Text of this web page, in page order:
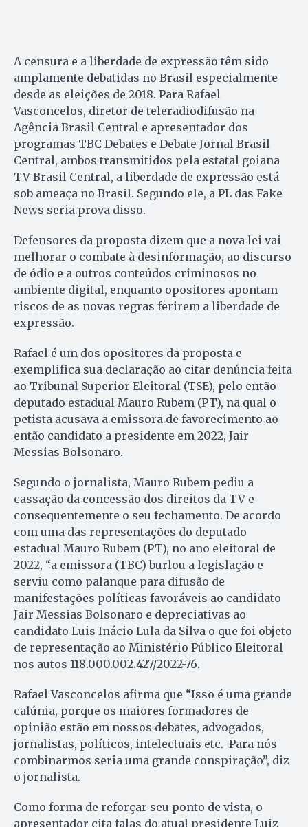
A censura e a liberdade de expressão têm sido
amplamente debatidas no Brasil especialmente
desde as eleições de 2018. Para Rafael
Vasconcelos, diretor de teleradiodifusão na
Agência Brasil Central e apresentador dos
programas TBC Debates e Debate Jornal Brasil
Central, ambos transmitidos pela estatal goiana
TV Brasil Central, a liberdade de expressão está
sob ameaça no Brasil. Segundo ele, a PL das Fake
News seria prova disso.
Defensores da proposta dizem que a nova lei vai
melhorar o combate à desinformação, ao discurso
de ódio e a outros conteúdos criminosos no
ambiente digital, enquanto opositores apontam
riscos de as novas regras ferirem a liberdade de
expressão.
Rafael é um dos opositores da proposta e
exemplifica sua declaração ao citar denúncia feita
ao Tribunal Superior Eleitoral (TSE), pelo então
deputado estadual Mauro Rubem (PT), na qual o
petista acusava a emissora de favorecimento ao
então candidato a presidente em 2022, Jair
Messias Bolsonaro.
Segundo o jornalista, Mauro Rubem pediu a
cassação da concessão dos direitos da TV e
consequentemente o seu fechamento. De acordo
com uma das representações do deputado
estadual Mauro Rubem (PT), no ano eleitoral de
2022, “a emissora (TBC) burlou a legislação e
serviu como palanque para difusão de
manifestações políticas favoráveis ao candidato
Jair Messias Bolsonaro e depreciativas ao
candidato Luis Inácio Lula da Silva o que foi objeto
de representação ao Ministério Público Eleitoral
nos autos 118.000.002.427/2022-76.
Rafael Vasconcelos afirma que “Isso é uma grande
calúnia, porque os maiores formadores de
opinião estão em nossos debates, advogados,
jornalistas, políticos, intelectuais etc. Para nós
combinarmos seria uma grande conspiração”, diz
o jornalista.
Como forma de reforçar seu ponto de vista, o
apresentador cita falas do atual presidente Luiz